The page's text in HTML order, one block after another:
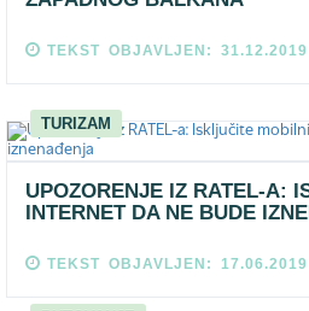
TEKST OBJAVLJEN:
TURIZAM
UPOZORENJE IZ RATEL-A:
INTERNET DA NE BUDE
TEKST OBJAVLJEN: